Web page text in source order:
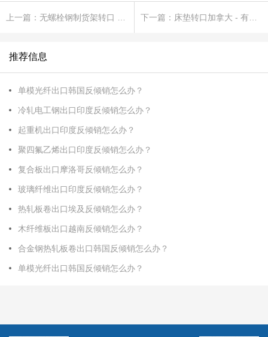
推荐信息
单模光纤出口韩国反倾销怎么办？
冷轧电工钢出口印度反倾销怎么办？
起重机出口印度反倾销怎么办？
聚四氟乙烯出口印度反倾销怎么办？
复合板出口摩洛哥反倾销怎么办？
玻璃纤维出口印度反倾销怎么办？
热轧板卷出口埃及反倾销怎么办？
木纤维板出口越南反倾销怎么办？
合金钢热轧板卷出口韩国反倾销怎么办？
单模光纤出口韩国反倾销怎么办？